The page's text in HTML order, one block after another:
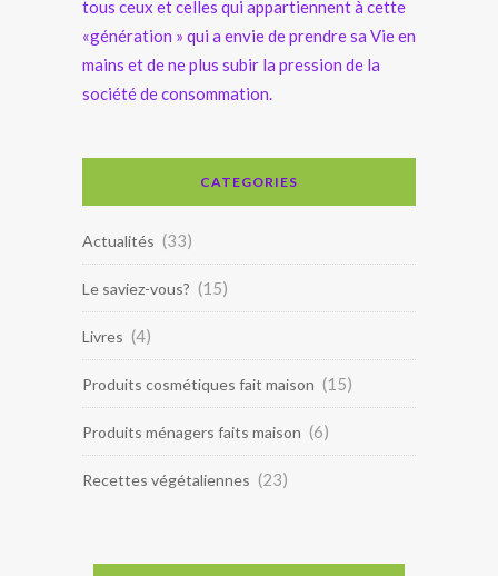
tous ceux et celles qui appartiennent à cette
«génération » qui a envie de prendre sa Vie en
mains et de ne plus subir la pression de la
société de consommation.
CATEGORIES
Actualités (33)
Le saviez-vous? (15)
Livres (4)
Produits cosmétiques fait maison (15)
Produits ménagers faits maison (6)
Recettes végétaliennes (23)